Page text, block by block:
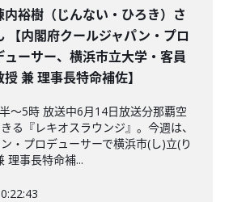
内裕樹（じんない・ひろき）さ
【内閣府クールジャパン・プロ
ューサー、横浜市立大学・客員
授 兼 理事長特命補佐】
～5時 放送中6月14日放送分那覇空
る『レキオスラウンジ』。今週は、
・プロデューサーで横浜市(し)立(り
理事長特命補...